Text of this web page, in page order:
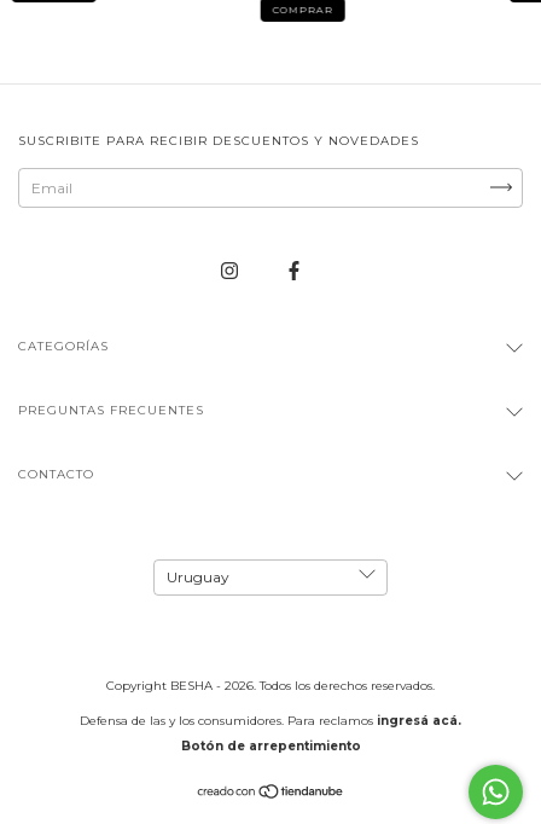
COMPRAR
SUSCRIBITE PARA RECIBIR DESCUENTOS Y NOVEDADES
CATEGORÍAS
PREGUNTAS FRECUENTES
CONTACTO
Copyright BESHA - 2026. Todos los derechos reservados.
Defensa de las y los consumidores. Para reclamos ingresá acá.
Botón de arrepentimiento